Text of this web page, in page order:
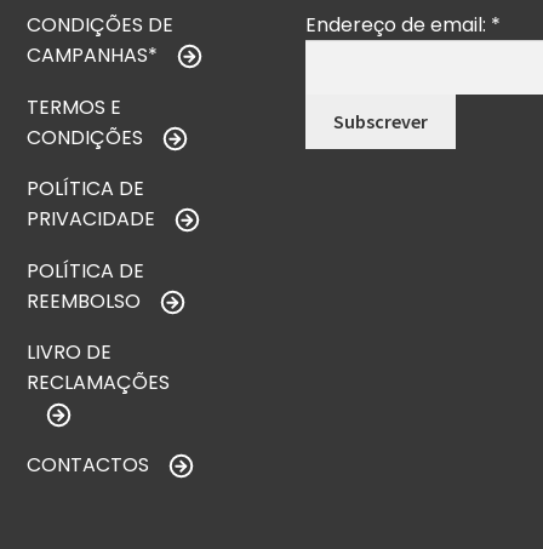
CONDIÇÕES DE
CAMPANHAS*
TERMOS E
CONDIÇÕES
POLÍTICA DE
PRIVACIDADE
POLÍTICA DE
REEMBOLSO
LIVRO DE
RECLAMAÇÕES
CONTACTOS
Endereço de email: *